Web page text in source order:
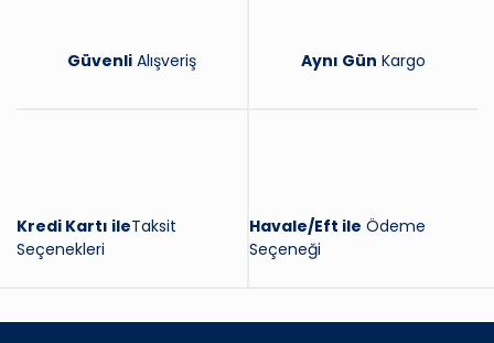
Güvenli Alışveriş Aynı Gün Kargo
Kredi Kartı ileTaksit
Seçenekleri
Havale/Eft ile Ödeme
Seçeneği